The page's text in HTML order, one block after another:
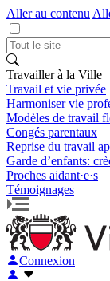
Aller au contenu
Travailler à la Ville
Travail et vie privée
Harmoniser vie
Modèles de travail
Congés parentaux
Reprise du travail
Garde d’enfants:
Proches aidant·e·s
Témoignages
Connexion